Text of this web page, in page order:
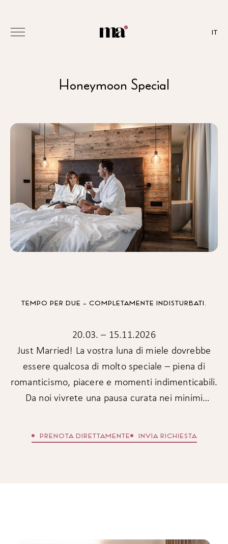
IT
Honeymoon Special
TEMPO PER DUE – COMPLETAMENTE INDISTURBATI.
20.03. – 15.11.2026
Just Married! La vostra luna di miele dovrebbe
essere qualcosa di molto speciale – piena di
romanticismo, piacere e momenti indimenticabili.
Da noi vivrete una pausa curata nei minimi
e momenti di puro benessere creiamo il contesto
PRENOTA DIRETTAMENTE INVIA RICHIESTA